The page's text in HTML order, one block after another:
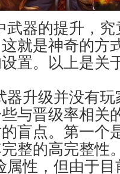
器的提升，究
就是神奇的方
置。以上是关
升级并没有玩
与晋级率相关
盲点。第一个
整的高完整性
性，但由于目